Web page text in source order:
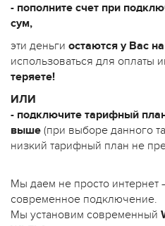
- пополните счет при
сум,
эти деньги остаются у Вас
использоваться для оплаты
теряете!
ИЛИ
- подключите тарифный
выше (при выборе данного
низкий тарифный план не
Мы даем не просто интернет
современное подключение.
Мы установим современный